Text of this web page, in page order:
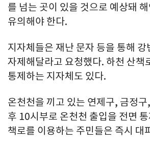
를 넘는 곳이 있을 것으로 예상돼
유의해야 한다.
지자체들은 재난 문자 등을 통해
자제해달라고 요청했다. 하천 산책
통제하는 지자체도 있다.
온천천을 끼고 있는 연제구, 금정
후 10시부로 온천천 출입을 전면
책로를 이용하는 주민들은 즉시 대